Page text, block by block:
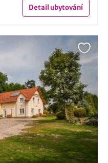
Detailubytování